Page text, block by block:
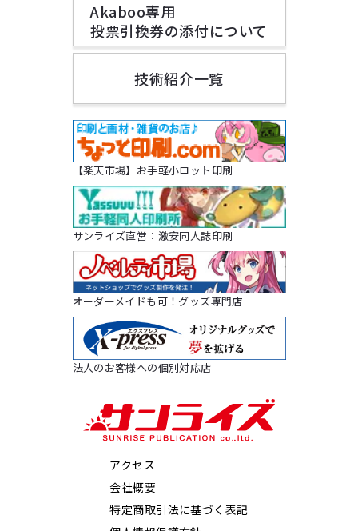
アクセス
会社概要
特定商取引法に基づく表記
Akaboo専用
投票引換券の添付について
技術紹介一覧
【楽天市場】お手軽小ロット印刷
サンライズ直営：激安同人誌印刷
オーダーメイドも可！グッズ専門店
法人のお客様への個別対応店